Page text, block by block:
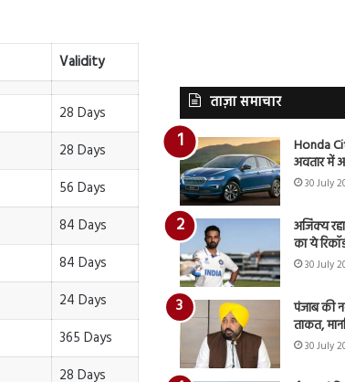
Validity
28 Days
28 Days
56 Days
84 Days
84 Days
24 Days
365 Days
28 Days
ताज़ा समाचार
Honda
अवतार में
30 July
अजिंक्य
का ये
30 July
पंजाब की
ताकत,
30 July